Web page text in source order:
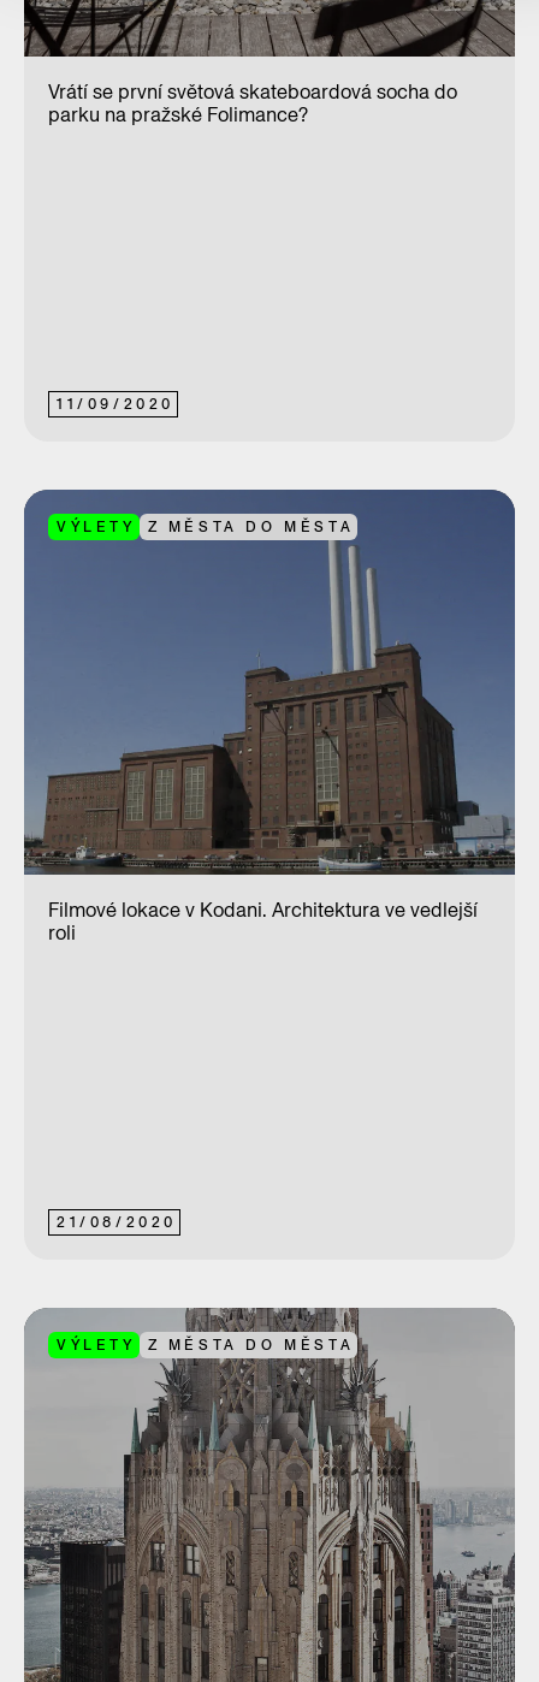
11/ 09/ 2020
Vrátí se první světová skateboardová socha do
parku na pražské Folimance?
VÝLETY Z MĚSTA DO MĚSTA
21/ 08/ 2020
Filmové lokace v Kodani. Architektura ve vedlejší
roli
VÝLETY Z MĚSTA DO MĚSTA